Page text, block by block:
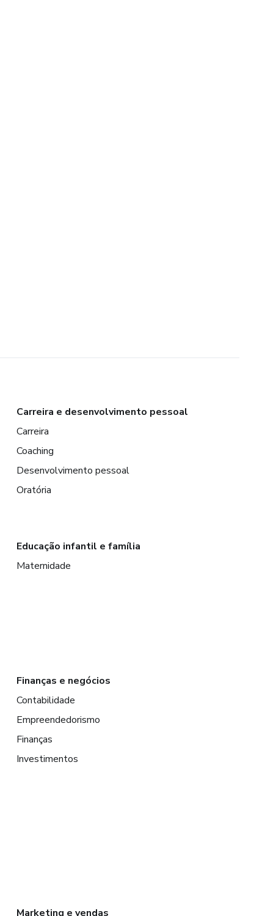
Carreira e desenvolvimento pessoal
Carreira
Coaching
Desenvolvimento pessoal
Oratória
Educação infantil e família
Maternidade
Finanças e negócios
Contabilidade
Empreendedorismo
Finanças
Investimentos
Marketing e vendas